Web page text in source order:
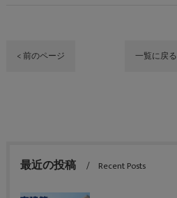
< 前のページ 一覧に戻る
最近の投稿 Recent Posts